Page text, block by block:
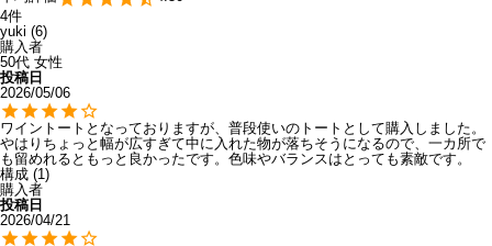
4
yuki 6
購入者
50代 女性
投稿日
2026/05/06
ワイントートとなっておりますが、普段使いのトートとして購入しました。
やはりちょっと幅が広すぎて中に入れた物が落ちそうになるので、一カ所で
も留めれるともっと良かったです。色味やバランスはとっても素敵です。
構成 1
購入者
投稿日
2026/04/21